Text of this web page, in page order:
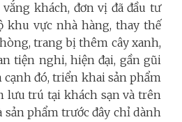
khách, đơn vị đã đầu tư
khu vực nhà hàng, thay thế
trang bị thêm cây xanh,
tiện nghi, hiện đại, gần gũi
đó, triển khai sản phẩm
lưu trú tại khách sạn và trên
sản phẩm trước đây chỉ dành